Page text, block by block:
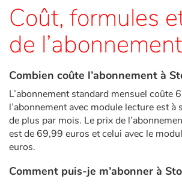
Tester gratuitement
Bibliothèque
Prix
Accueil
Contes d'ici et d'ailleurs
Fable, mythe, littérature et poésie
Coût, formules
de
Combien coûte l’abonnement à
L’abonnement standard mensuel coûte
l’abonnement avec module lecture est à
de plus par mois. Le prix de
est de 69,99 euros et celui avec le
euros.
Comment puis-je m’abonner à